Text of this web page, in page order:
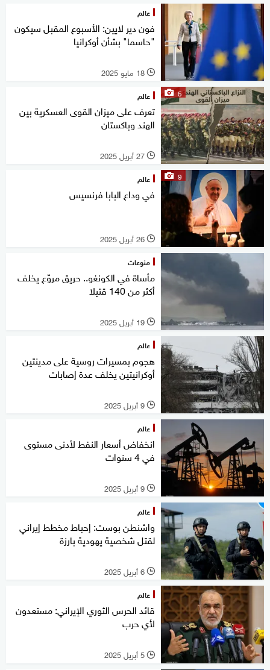
عالم
فون دير لايين: الأسبوع المقبل سيكون
"حاسما" بشأن أوكرانيا
l 18 مايو 2025
5 عالم
تعرف على ميزان القوى العسكرية بين
الهند وباكستان
l 27 أبريل 2025
9 عالم
في وداع البابا فرنسيس
l 26 أبريل 2025
منوعات
مأساة في الكونغو.. حريق مروّع يخلف
أكثر من 140 قتيلا
l 19 أبريل 2025
عالم
هجوم بمسيرات روسية على مدينتين
أوكرانيتين يخلف عدة إصابات
l 9 أبريل 2025
عالم
انخفاض أسعار النفط لأدنى مستوى
في 4 سنوات
l 9 أبريل 2025
عالم
واشنطن بوست: إحباط مخطط إيراني
لقتل شخصية يهودية بارزة
l 6 أبريل 2025
عالم
قائد الحرس الثوري الإيراني: مستعدون
لأي حرب
l 5 أبريل 2025